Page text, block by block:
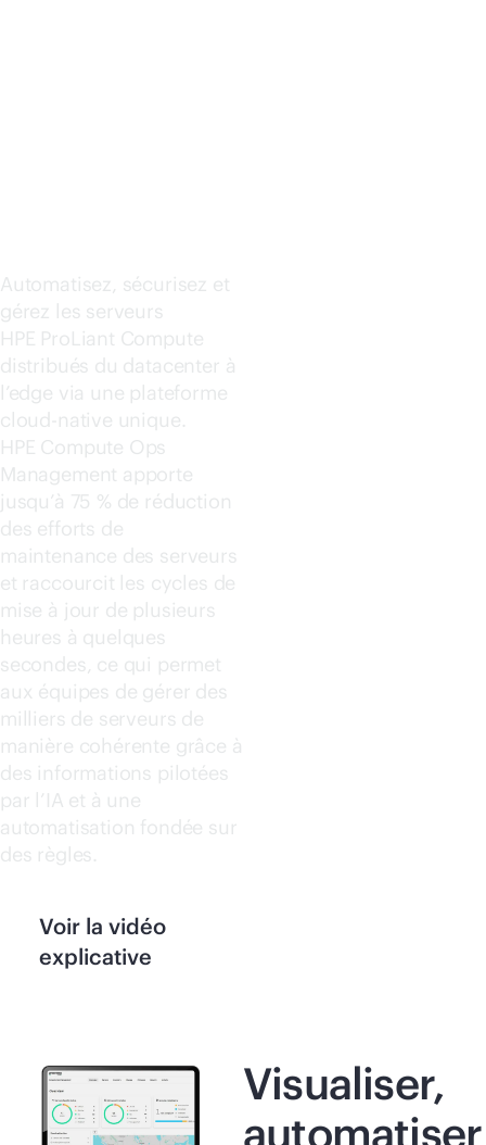
Automatisez, sécurisez et
gérez les serveurs
HPE ProLiant Compute
distribués du datacenter à
l’edge via une plateforme
cloud-native unique.
HPE Compute Ops
Management apporte
jusqu’à 75 % de réduction
des efforts de
maintenance des serveurs
et raccourcit les cycles de
mise à jour de plusieurs
heures à quelques
secondes, ce qui permet
aux équipes de gérer des
milliers de serveurs de
manière cohérente grâce à
des informations pilotées
par l’IA et à une
automatisation fondée sur
des règles.
Voir la vidéo
explicative
Visualiser,
automatiser